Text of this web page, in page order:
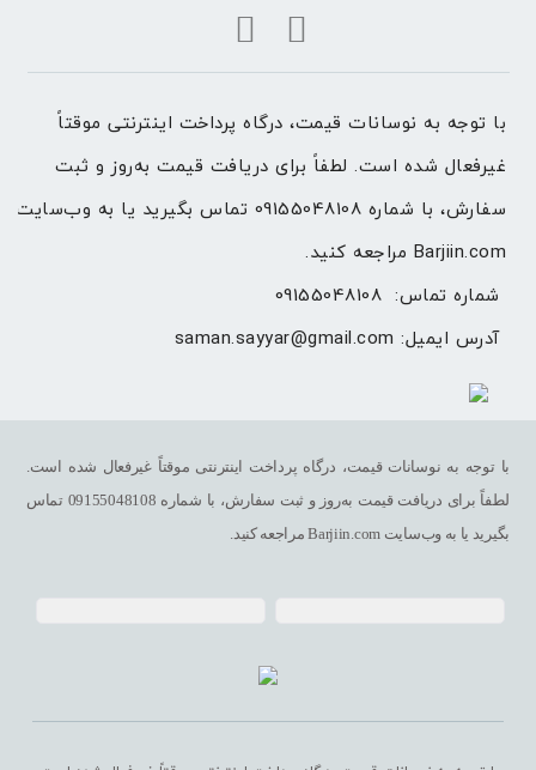
Barjiin.com مراجعه کنید.
شماره تماس: 09155048108
آدرس ایمیل: saman.sayyar@gmail.com
با توجه به نوسانات قیمت، درگاه پرداخت اینترنتی موقتاً غیرفعال شده است.
لطفاً برای دریافت قیمت به‌روز و ثبت سفارش، با شماره 09155048108 تماس
بگیرید یا به وب‌سایت Barjiin.com مراجعه کنید.